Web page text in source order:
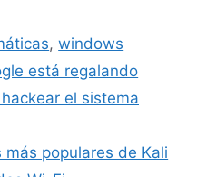
,windows
está regalando
el sistema
populares de Kali